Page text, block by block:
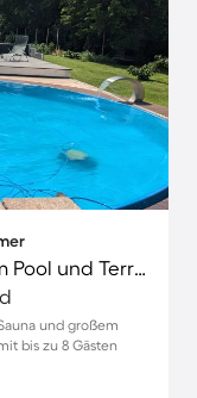
Wohnung mit Sauna, beheiztem Pool und Terrasse | Gartenblick
und großem
bis zu 8 Gästen